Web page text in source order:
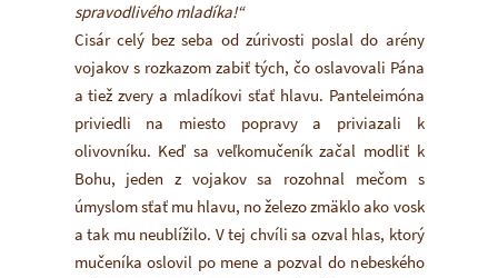
spravodlivého mladíka!“
Cisár celý bez seba od zúrivosti poslal do arény
vojakov s rozkazom zabiť tých, čo oslavovali Pána
a tiež zvery a mladíkovi sťať hlavu. Panteleimóna
priviedli na miesto popravy a priviazali k
olivovníku. Keď sa veľkomučeník začal modliť k
Bohu, jeden z vojakov sa rozohnal mečom s
úmyslom sťať mu hlavu, no železo zmäklo ako vosk
a tak mu neublížilo. V tej chvíli sa ozval hlas, ktorý
mučeníka oslovil po mene a pozval do nebeského